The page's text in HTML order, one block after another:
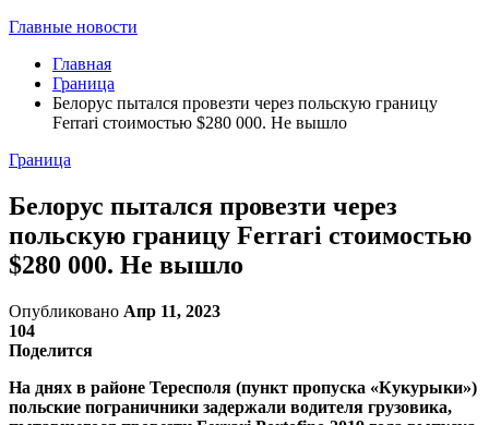
Главные новости
Главная
Граница
Белорус пытался провезти через польскую границу
Ferrari стоимостью $280 000. Не вышло
Граница
Белорус пытался провезти через
польскую границу Ferrari стоимостью
$280 000. Не вышло
Опубликовано Апр 11, 2023
104
Поделится
На днях в районе Тересполя (пункт пропуска «Кукурыки»)
польские пограничники задержали водителя грузовика,